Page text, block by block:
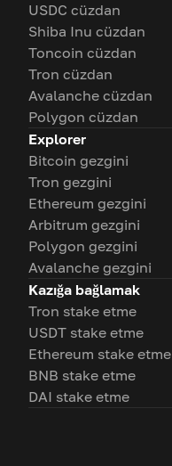
USDC cüzdan
Shiba Inu cüzdan
Toncoin cüzdan
Tron cüzdan
Avalanche cüzdan
Polygon cüzdan
Explorer
Bitcoin gezgini
Tron gezgini
Ethereum gezgini
Arbitrum gezgini
Polygon gezgini
Avalanche gezgini
Kazığa bağlamak
Tron stake etme
USDT stake etme
Ethereum stake etme
BNB stake etme
DAI stake etme